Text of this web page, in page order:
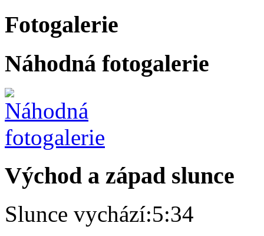
Fotogalerie
Náhodná fotogalerie
Východ a západ slunce
Slunce vychází:5:34